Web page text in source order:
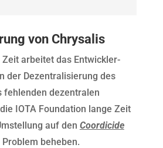
von Chrysalis
arbeitet das Entwickler-
der Dezentralisierung des
fehlenden dezentralen
IOTA Foundation lange Zeit
auf den Coordicide
beheben.